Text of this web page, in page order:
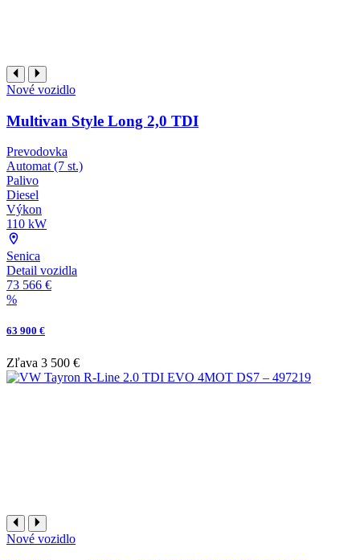
Nové vozidlo
Multivan Style Long 2,0 TDI
Prevodovka
Automat (7 st.)
Palivo
Diesel
Výkon
110 kW
Senica
Detail vozidla
73 566 €
%
63 900 €
Zľava 3 500 €
Nové vozidlo